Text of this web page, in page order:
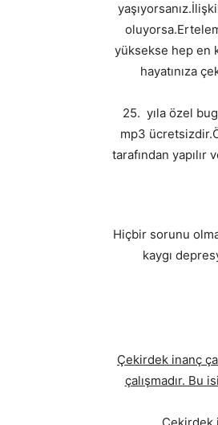
yüksekse hep en
hayatınıza
25. yıla özel
mp3
tarafından
Hiçbir sorunu
kaygı
Çekirdek inanç
çalışmadır. Bu